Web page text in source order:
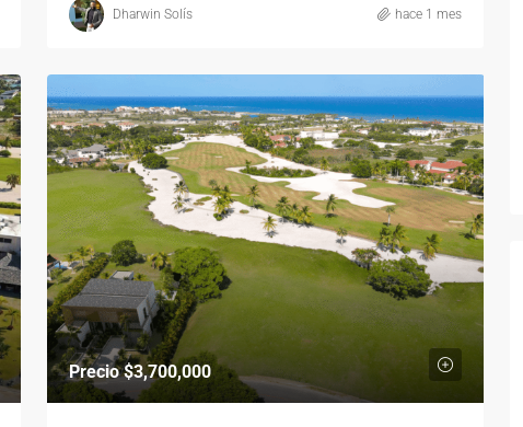
Dharwin Solís hace 1 mes
Precio$3,700,000